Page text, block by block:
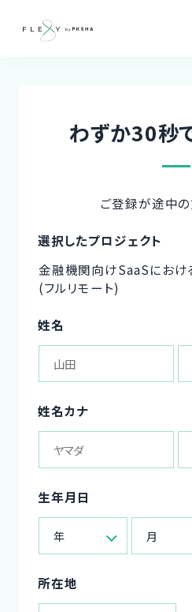
わずか30秒
ご登録が途中
選択したプロジェクト
金融機関向けSaaSにおけ
(フルリモート)
姓名
姓名カナ
生年月日
年 月
所在地